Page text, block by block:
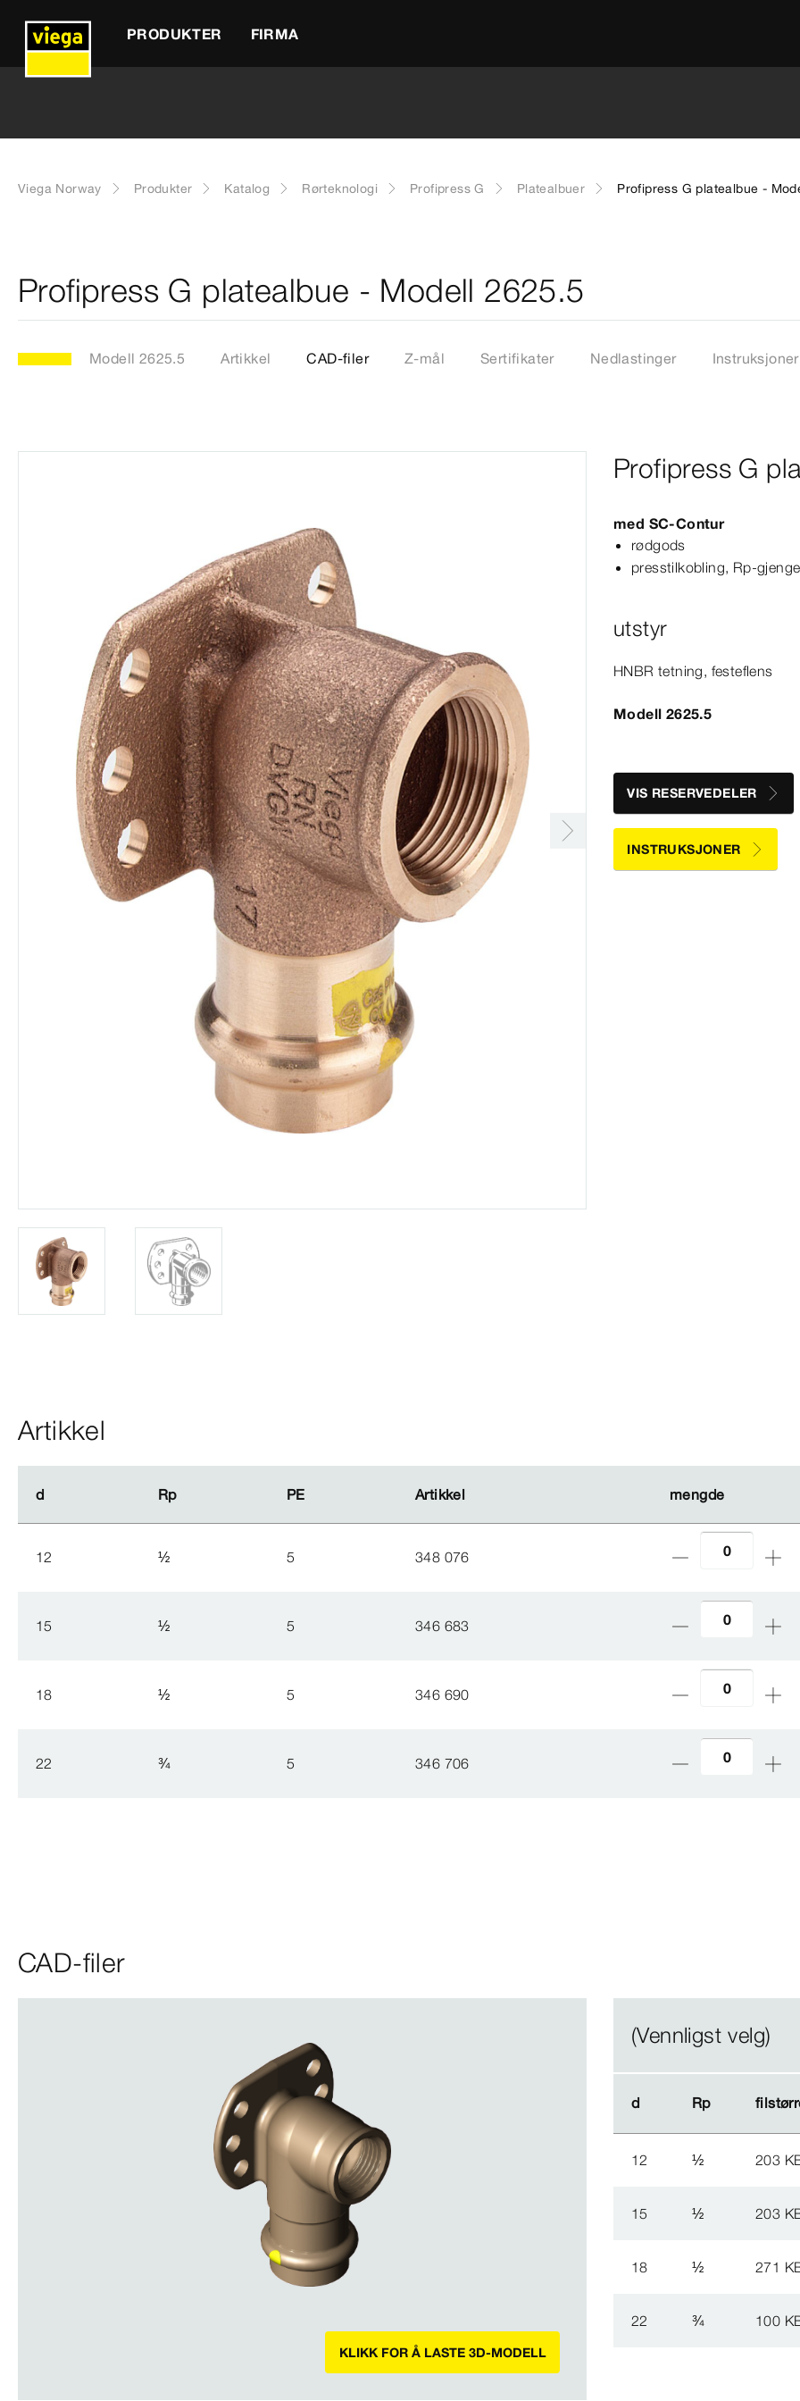
PRODUKTER FIRMA
Viega Norway Produkter Katalog Rørteknologi Profipress G Platealbuer Profipress G platealbue -
Profipress G platealbue - Modell 2625.5
Modell 2625.5 Artikkel CAD-filer Z-mål Sertifikater Nedlastinger Instruksjoner
Profipress G
med SC‑Contur
rødgods
presstilkobling, Rp-​gjenge
utstyr
HNBR tetning, festeflens
Modell 2625.5
VIS RESERVEDELER
INSTRUKSJONER
Artikkel
d Rp PE Artikkel mengde
d Rp PE Artikkel mengde
12 ½ 5 348 076
15 ½ 5 346 683
18 ½ 5 346 690
22 ¾ 5 346 706
CAD-filer
KLIKK FOR Å LASTE 3D-MODELL
(Vennligst velg)
d Rp
d Rp
12 ½ 203
15 ½ 203
18 ½ 271
22 ¾ 100